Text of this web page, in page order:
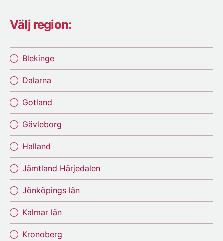
Välj region:
Blekinge
Dalarna
Gotland
Gävleborg
Halland
Jämtland Härjedalen
Jönköpings län
Kalmar län
Kronoberg